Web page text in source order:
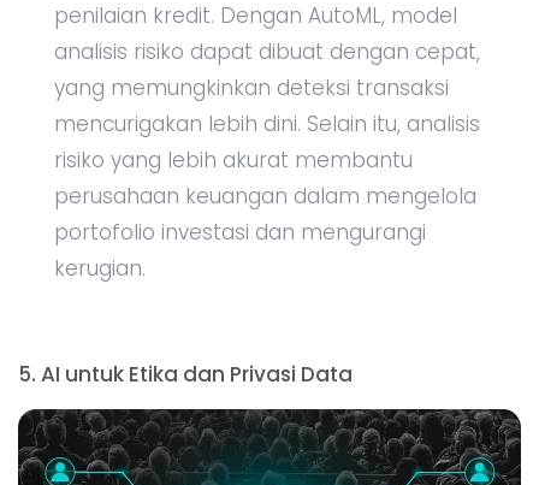
penilaian kredit. Dengan AutoML, model
analisis risiko dapat dibuat dengan cepat,
yang memungkinkan deteksi transaksi
mencurigakan lebih dini. Selain itu, analisis
risiko yang lebih akurat membantu
perusahaan keuangan dalam mengelola
portofolio investasi dan mengurangi
kerugian.
5. AI untuk Etika dan Privasi Data